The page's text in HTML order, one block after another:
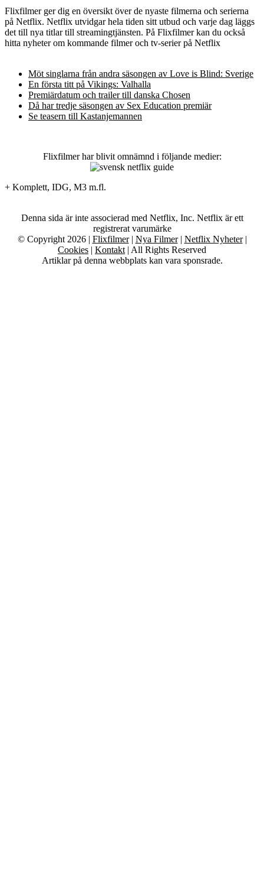
Flixfilmer ger dig en översikt över de nyaste filmerna och serierna
på Netflix. Netflix utvidgar hela tiden sitt utbud och varje dag läggs
det till nya titlar till streamingtjänsten. På Flixfilmer kan du också
hitta nyheter om kommande filmer och tv-serier på Netflix
Möt singlarna från andra säsongen av Love is Blind: Sverige
En första titt på Vikings: Valhalla
Premiärdatum och trailer till danska Chosen
Då har tredje säsongen av Sex Education premiär
Se teasern till Kastanjemannen
Flixfilmer har blivit omnämnd i följande medier:
+ Komplett, IDG, M3 m.fl.
Denna sida är inte associerad med Netflix, Inc. Netflix är ett
registrerat varumärke
© Copyright 2026 | Flixfilmer| Nya Filmer| Netflix Nyheter|
Cookies | Kontakt | All Rights Reserved
Artiklar på denna webbplats kan vara sponsrade.